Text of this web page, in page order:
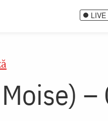
LIVE